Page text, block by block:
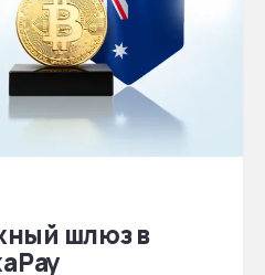
шлюз в